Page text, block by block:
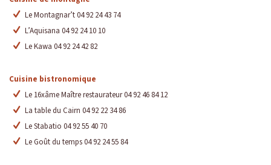
Le Montagnar’t 04 92 24 43 74
L’Aquisana 04 92 24 10 10
Le Kawa 04 92 24 42 82
Cuisine bistronomique
Le 16xâme Maître restaurateur 04 92 46 84 12
La table du Cairn 04 92 22 34 86
Le Stabatio 04 92 55 40 70
Le Goût du temps 04 92 24 55 84